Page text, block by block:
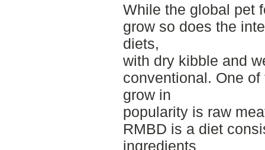
While the global pet
grow so does the
diets,
with dry kibble and
conventional. One
grow in
popularity is raw
RMBD is a diet
ingredients